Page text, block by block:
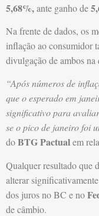
5,68%,ante ganho de
Na frente de dados, os
inflação ao consumidor
divulgação de ambos na
“Após números de
que o esperado em
significativo para
se o pico de janeiro foi
doBTG Pactualem
Qualquer resultado que
alterar
dos juros no BC e no
de câmbio.